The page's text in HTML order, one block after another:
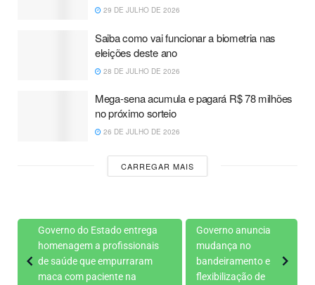
29 DE JULHO DE 2026
Saiba como vai funcionar a biometria nas
eleições deste ano
28 DE JULHO DE 2026
Mega-sena acumula e pagará R$ 78 milhões
no próximo sorteio
26 DE JULHO DE 2026
CARREGAR MAIS
Governo do Estado entrega
homenagem a profissionais
de saúde que empurraram
maca com paciente na
Governo anuncia
mudança no
bandeiramento e
flexibilização de